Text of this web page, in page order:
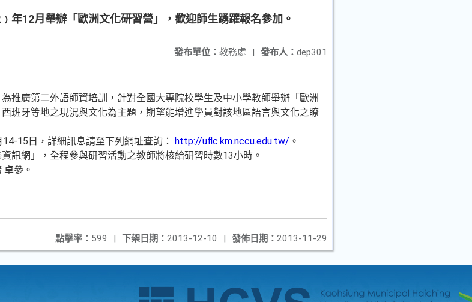
年12月舉辦「歐洲文化研習營」，歡迎師生踴躍報名參加。
發布人： dep301
發布單位： 教務處 |
推廣第二外語師資培訓，針對全國大專院校學生及中小學教師舉辦「歐洲
班牙等地之現況與文化為主題，期望能增進學員對該地區語言與文化之瞭
15日，詳細訊息請至下列網址查詢： http://uflc.km.nccu.edu.tw/ 。
訊網」，全程參與研習活動之教師將核給研習時數13小時。
參。
發佈日期： 2013-11-29
下架日期： 2013-12-10 |
點擊率： 599 |